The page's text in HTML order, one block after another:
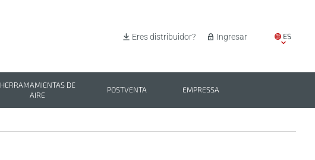
ES
Ingresar
Eres distribuidor?
HERRAMAMIENTAS DE
AIRE
POSTVENTA EMPRESSA